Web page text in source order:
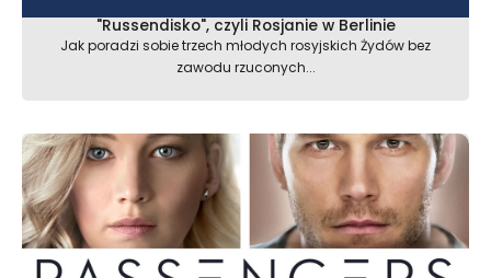
"Russendisko", czyli Rosjanie w Berlinie
Jak poradzi sobie trzech młodych rosyjskich Żydów bez
zawodu rzuconych...